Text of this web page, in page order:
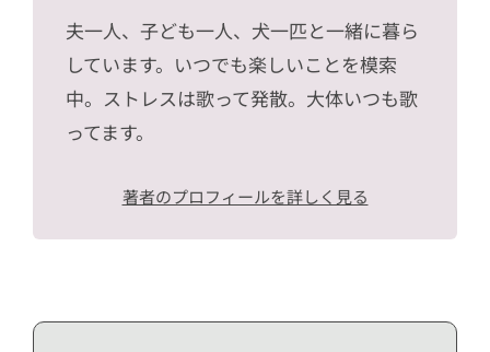
夫一人、子ども一人、犬一匹と一緒に暮ら
しています。いつでも楽しいことを模索
中。ストレスは歌って発散。大体いつも歌
ってます。
著者のプロフィールを詳しく見る